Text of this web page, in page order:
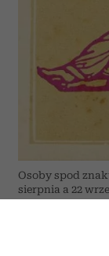
Osoby spod
sierpnia a 22